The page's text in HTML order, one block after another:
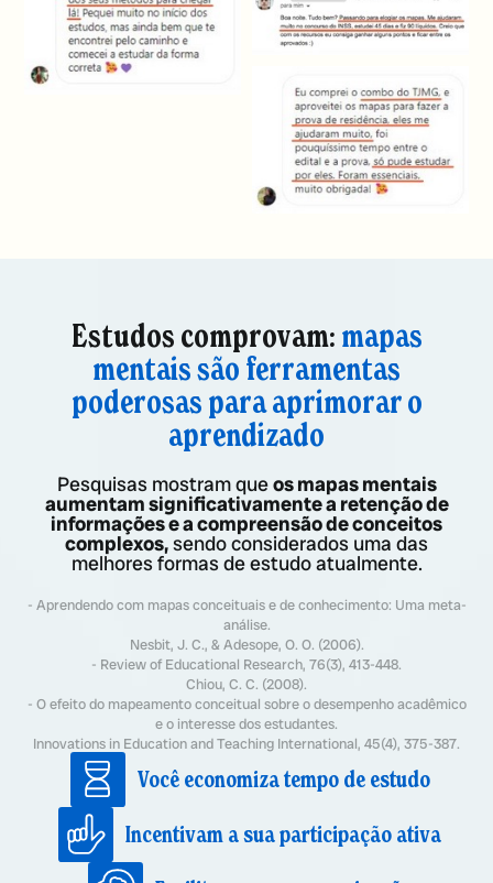
Estudos comprovam: mapas
mentais são ferramentas
poderosas para aprimorar o
aprendizado
Pesquisas mostram queos mapas mentais
aumentam significativamente a retenção de
informações e a compreensão de conceitos
complexos,sendo considerados uma das
melhores formas de estudo atualmente.
- Aprendendo com mapas conceituais e de conhecimento: Uma meta-
análise.
Nesbit, J. C., & Adesope, O. O. (2006).
- Review of Educational Research, 76(3), 413-448.
Chiou, C. C. (2008).
- O efeito do mapeamento conceitual sobre o desempenho acadêmico
e o interesse dos estudantes.
Innovations in Education and Teaching International, 45(4), 375-387.
Você economiza tempo de estudo
Incentivam a sua participação ativa